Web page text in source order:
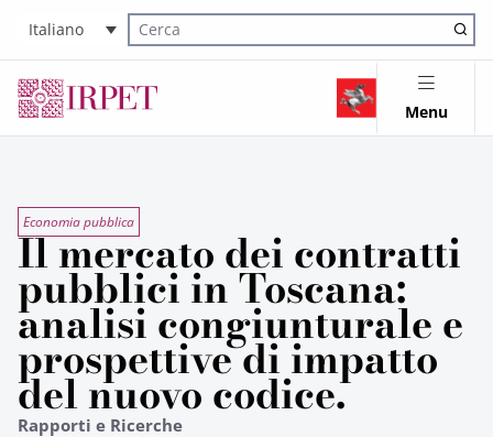
Italiano
Cerca nel sito
Menu
Economia pubblica
Il mercato dei contratti
pubblici in Toscana:
analisi congiunturale e
prospettive di impatto
del nuovo codice.
Rapporti e Ricerche